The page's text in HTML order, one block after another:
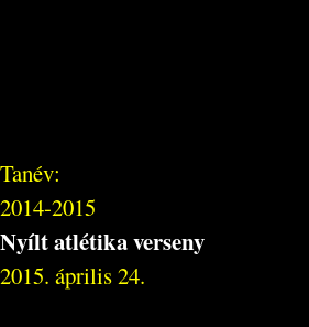
Tanév:
2014-2015
Nyílt atlétika verseny
2015. április 24.